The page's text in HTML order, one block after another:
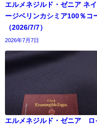
エルメネジルド・ゼニア ネ
ージベリンカシミア100％コ
（2026/7/7）
2026年7月7日
エルメネジルド・ゼニア ロ